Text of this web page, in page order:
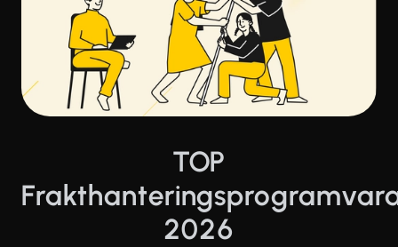
TOP
2026